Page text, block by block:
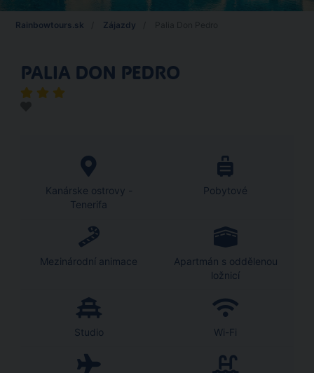
Rainbowtours.sk Zájazdy
PALIA DON PEDRO
Kanárske ostrovy -
Tenerifa
Pobytové
Mezinárodní animace
Apartmán s oddělenou
ložnicí
Studio Wi-Fi